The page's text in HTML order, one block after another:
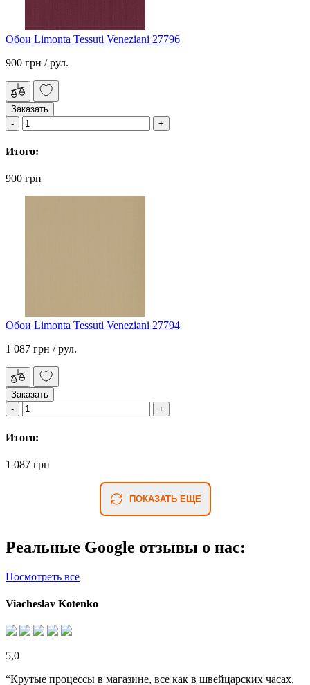
Обои Limonta Tessuti Veneziani 27796
900 грн / рул.
Заказать
Итого:
900 грн
Обои Limonta Tessuti Veneziani 27794
1 087 грн / рул.
Заказать
Итого:
1 087 грн
ПОКАЗАТЬ ЕЩЕ
Реальные Google отзывы о нас:
Посмотреть все
Viacheslav Kotenko
5,0
“Крутые процессы в магазине, все как в швейцарских часах,